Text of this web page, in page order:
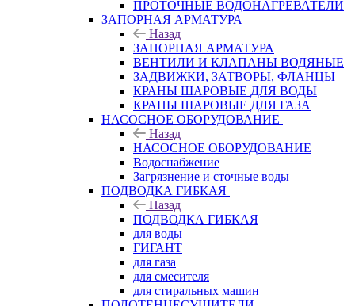
ПРОТОЧНЫЕ ВОДОНАГРЕВАТЕЛИ
ЗАПОРНАЯ АРМАТУРА
Назад
ЗАПОРНАЯ АРМАТУРА
ВЕНТИЛИ И КЛАПАНЫ ВОДЯНЫЕ
ЗАДВИЖКИ, ЗАТВОРЫ, ФЛАНЦЫ
КРАНЫ ШАРОВЫЕ ДЛЯ ВОДЫ
КРАНЫ ШАРОВЫЕ ДЛЯ ГАЗА
НАСОСНОЕ ОБОРУДОВАНИЕ
Назад
НАСОСНОЕ ОБОРУДОВАНИЕ
Водоснабжение
Загрязнение и сточные воды
ПОДВОДКА ГИБКАЯ
Назад
ПОДВОДКА ГИБКАЯ
для воды
ГИГАНТ
для газа
для смесителя
для стиральных машин